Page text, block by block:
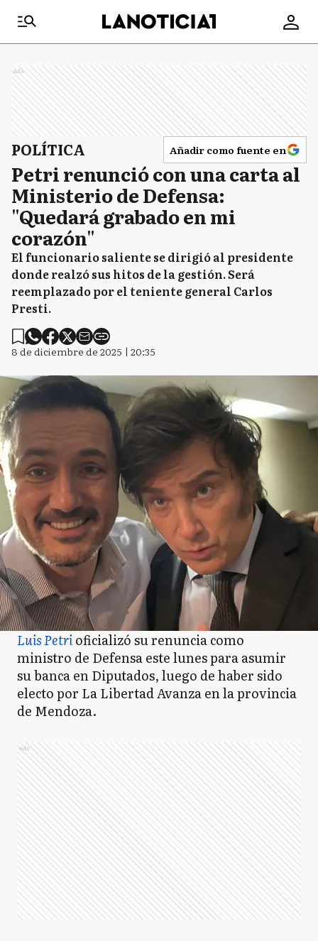
Ads
POLÍTICA Añadir como fuente en
Petri renunció con una carta al
Ministerio de Defensa:
"Quedará grabado en mi
corazón"
El funcionario saliente se dirigió al presidente
donde realzó sus hitos de la gestión. Será
reemplazado por el teniente general Carlos
Presti.
8 de diciembre de 2025 | 20:35
Luis Petrioficializó su renuncia como
ministro de Defensa este lunes para asumir
su banca en Diputados, luego de haber sido
electo por La Libertad Avanza en la provincia
de Mendoza.
Ads